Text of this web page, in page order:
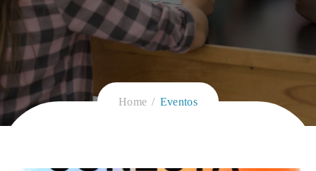
Home Eventos